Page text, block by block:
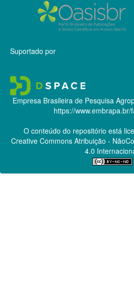
Suportado por
Empresa Brasileira de Pesquisa
https://www.embrapa.br/
O conteúdo do repositório está
Creative CommonsAtribuição -
4.0